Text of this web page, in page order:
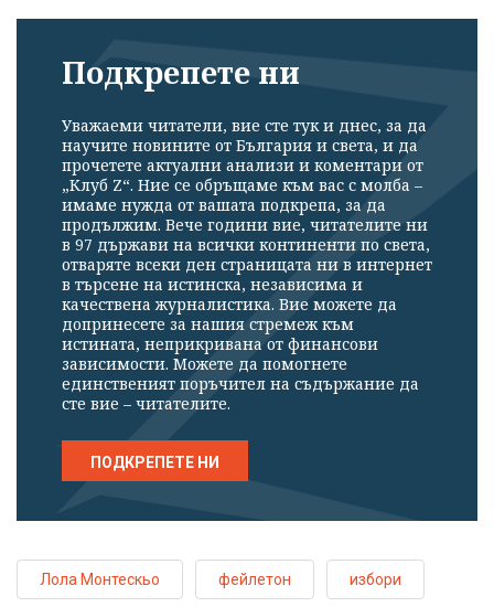
Подкрепете ни
Уважаеми читатели, вие сте тук и днес, за да
научите новините от България и света, и да
прочетете актуални анализи и коментари от
„Клуб Z“. Ние се обръщаме към вас с молба –
имаме нужда от вашата подкрепа, за да
продължим. Вече години вие, читателите ни
в 97 държави на всички континенти по света,
отваряте всеки ден страницата ни в интернет
в търсене на истинска, независима и
качествена журналистика. Вие можете да
допринесете за нашия стремеж към
истината, неприкривана от финансови
зависимости. Можете да помогнете
единственият поръчител на съдържание да
сте вие – читателите.
ПОДКРЕПЕТЕ НИ
Лола Монтескьо фейлетон избори